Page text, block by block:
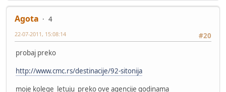
Agota
4
#20
22-07-2011, 15:08:14
probaj preko
http://www.cmc.rs/destinacije/92-sitonija
moje kolege letuju preko ove agencije godinama